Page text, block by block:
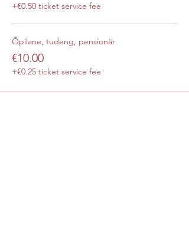
+€0.50 ticket service fee
Õpilane, tudeng, pensionär
€10.00
+€0.25 ticket service fee